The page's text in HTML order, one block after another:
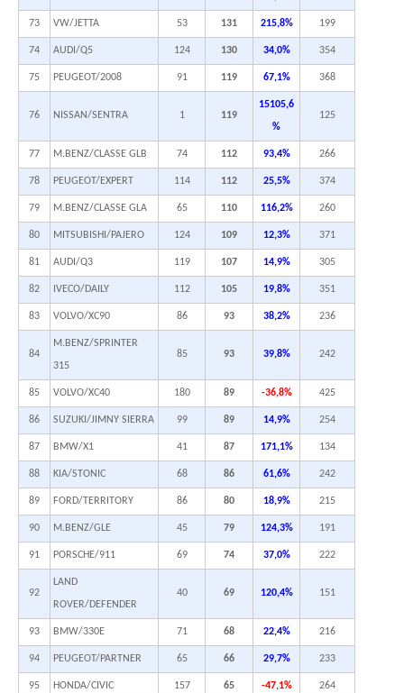
73 VW/JETTA 53 131 215,8% 199
74 AUDI/Q5 124 130 34,0% 354
75 PEUGEOT/2008 91 119 67,1% 368
76 NISSAN/SENTRA 1 119
15105,6
%
125
77 M.BENZ/CLASSE GLB 74 112 93,4% 266
78 PEUGEOT/EXPERT 114 112 25,5% 374
79 M.BENZ/CLASSE GLA 65 110 116,2% 260
80 MITSUBISHI/PAJERO 124 109 12,3% 371
81 AUDI/Q3 119 107 14,9% 305
82 IVECO/DAILY 112 105 19,8% 351
83 VOLVO/XC90 86 93 38,2% 236
84
M.BENZ/SPRINTER
315
85 93 39,8% 242
85 VOLVO/XC40 180 89 -36,8% 425
86 SUZUKI/JIMNY SIERRA 99 89 14,9% 254
87 BMW/X1 41 87 171,1% 134
88 KIA/STONIC 68 86 61,6% 242
89 FORD/TERRITORY 86 80 18,9% 215
90 M.BENZ/GLE 45 79 124,3% 191
91 PORSCHE/911 69 74 37,0% 222
92
LAND
ROVER/DEFENDER
40 69 120,4% 151
93 BMW/330E 71 68 22,4% 216
94 PEUGEOT/PARTNER 65 66 29,7% 233
95 HONDA/CIVIC 157 65 -47,1% 264